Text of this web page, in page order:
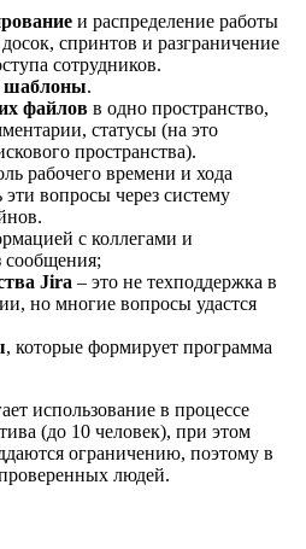
и распределение работы
досок, спринтов и разграничение
сотрудников.
шаблоны.
файлов в одно пространство,
статусы (на это
пространства).
рабочего времени и хода
эти вопросы через систему
с коллегами и
сообщения;
Jira – это не техподдержка в
но многие вопросы удастся
, которые формирует программа
использование в процессе
(до 10 человек), при этом
ограничению, поэтому в
людей.